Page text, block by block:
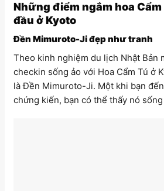
Những điểm ngắm hoa Cẩm
đầu ở Kyoto
Đền Mimuroto-Ji đẹp như tranh
Theo kinh nghiệm du lịch Nhật Bản
checkin sống ảo với Hoa Cẩm Tú ở
là Đền Mimuroto-Ji. Một khi bạn
chứng kiến, bạn có thể thấy nó